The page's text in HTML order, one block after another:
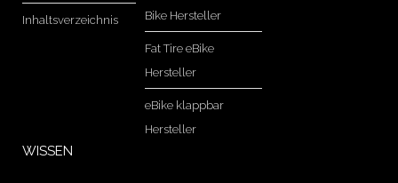
Inhaltsverzeichnis
Bike Hersteller
Fat Tire eBike
Hersteller
eBike klappbar
Hersteller
WISSEN